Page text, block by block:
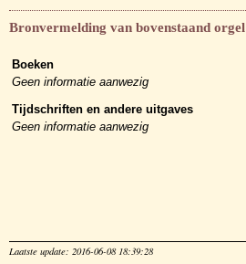
Bronvermelding van bovenstaand orgel
Boeken
Geen informatie aanwezig
Tijdschriften en andere uitgaves
Geen informatie aanwezig
Laatste update: 2016-06-08 18:39:28